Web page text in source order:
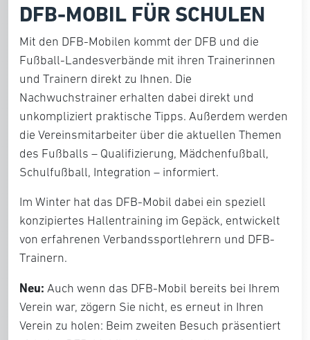
DFB-MOBIL FÜR SCHULEN
Mit den DFB-Mobilen kommt der DFB und die
Fußball-Landesverbände mit ihren Trainerinnen
und Trainern direkt zu Ihnen. Die
Nachwuchstrainer erhalten dabei direkt und
unkompliziert praktische Tipps. Außerdem werden
die Vereinsmitarbeiter über die aktuellen Themen
des Fußballs – Qualifizierung, Mädchenfußball,
Schulfußball, Integration – informiert.
Im Winter hat das DFB-Mobil dabei ein speziell
konzipiertes Hallentraining im Gepäck, entwickelt
von erfahrenen Verbandssportlehrern und DFB-
Trainern.
Neu: Auch wenn das DFB-Mobil bereits bei Ihrem
Verein war, zögern Sie nicht, es erneut in Ihren
Verein zu holen: Beim zweiten Besuch präsentiert